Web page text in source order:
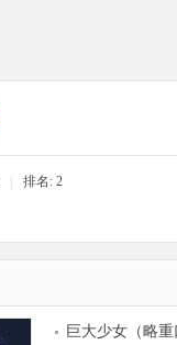
排名: 2
巨大少女（略